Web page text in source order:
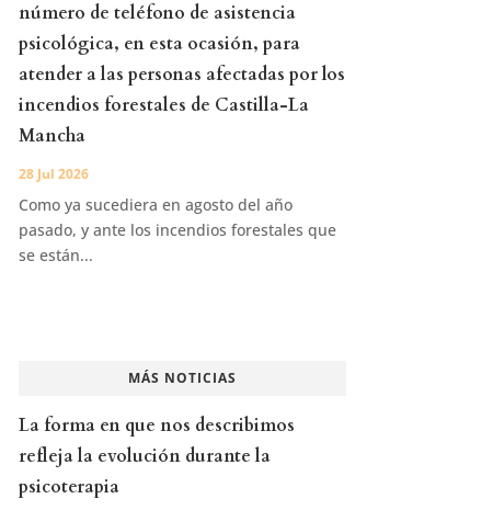
número de teléfono de asistencia
psicológica, en esta ocasión, para
atender a las personas afectadas por los
incendios forestales de Castilla-La
Mancha
28 Jul 2026
Como ya sucediera en agosto del año
pasado, y ante los incendios forestales que
se están...
MÁS NOTICIAS
La forma en que nos describimos
refleja la evolución durante la
psicoterapia